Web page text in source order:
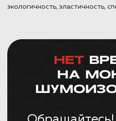
экологичность, эластичность,
НЕТ
НА